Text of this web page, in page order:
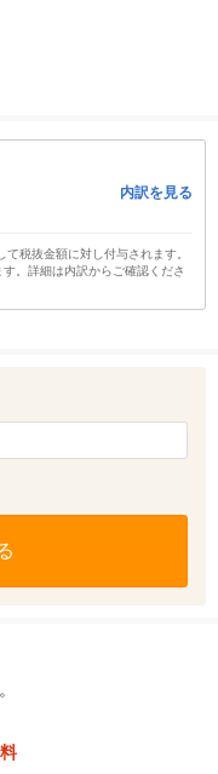
内訳を見る
税抜金額に対し付与されます。
。詳細は内訳からご確認くださ